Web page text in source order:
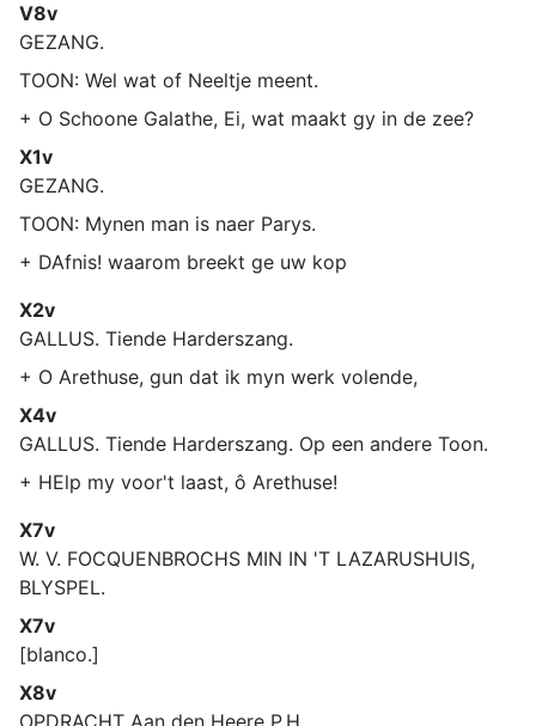
V8v
GEZANG.
TOON: Wel wat of Neeltje meent.
+ O Schoone Galathe, Ei, wat maakt gy in de zee?
X1v
GEZANG.
TOON: Mynen man is naer Parys.
+ DAfnis! waarom breekt ge uw kop
X2v
GALLUS. Tiende Harderszang.
+ O Arethuse, gun dat ik myn werk volende,
X4v
GALLUS. Tiende Harderszang. Op een andere Toon.
+ HElp my voor't laast, ô Arethuse!
X7v
W. V. FOCQUENBROCHS MIN IN 'T LAZARUSHUIS,
BLYSPEL.
X7v
[blanco.]
X8v
OPDRACHT Aan den Heere P.H.